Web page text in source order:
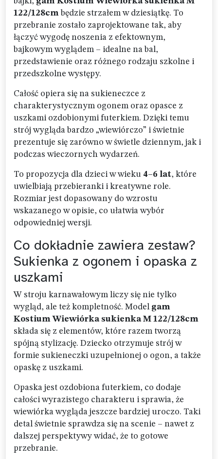
122/128cm będzie strzałem w dziesiątkę. To
przebranie zostało zaprojektowane tak, aby
łączyć wygodę noszenia z efektownym,
bajkowym wyglądem – idealne na bal,
przedstawienie oraz różnego rodzaju szkolne i
przedszkolne występy.
Całość opiera się na sukieneczce z
charakterystycznym ogonem oraz opasce z
uszkami ozdobionymi futerkiem. Dzięki temu
strój wygląda bardzo „wiewiórczo” i świetnie
prezentuje się zarówno w świetle dziennym, jak i
podczas wieczornych wydarzeń.
To propozycja dla dzieci w wieku 4–6 lat, które
uwielbiają przebieranki i kreatywne role.
Rozmiar jest dopasowany do wzrostu
wskazanego w opisie, co ułatwia wybór
odpowiedniej wersji.
Co dokładnie zawiera zestaw?
Sukienka z ogonem i opaska z
uszkami
W stroju karnawałowym liczy się nie tylko
wygląd, ale też kompletność. Model gam
Kostium Wiewiórka sukienka M 122/128cm
składa się z elementów, które razem tworzą
spójną stylizację. Dziecko otrzymuje strój w
formie sukieneczki uzupełnionej o ogon, a także
opaskę z uszkami.
Opaska jest ozdobiona futerkiem, co dodaje
całości wyrazistego charakteru i sprawia, że
wiewiórka wygląda jeszcze bardziej uroczo. Taki
detal świetnie sprawdza się na scenie – nawet z
dalszej perspektywy widać, że to gotowe
przebranie.